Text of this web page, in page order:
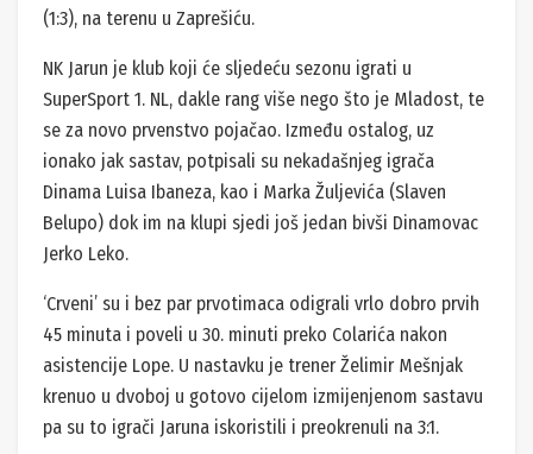
(1:3), na terenu u Zaprešiću.
NK Jarun je klub koji će sljedeću sezonu igrati u
SuperSport 1. NL, dakle rang više nego što je Mladost, te
se za novo prvenstvo pojačao. Između ostalog, uz
ionako jak sastav, potpisali su nekadašnjeg igrača
Dinama Luisa Ibaneza, kao i Marka Žuljevića (Slaven
Belupo) dok im na klupi sjedi još jedan bivši Dinamovac
Jerko Leko.
‘Crveni’ su i bez par prvotimaca odigrali vrlo dobro prvih
45 minuta i poveli u 30. minuti preko Colarića nakon
asistencije Lope. U nastavku je trener Želimir Mešnjak
krenuo u dvoboj u gotovo cijelom izmijenjenom sastavu
pa su to igrači Jaruna iskoristili i preokrenuli na 3:1.